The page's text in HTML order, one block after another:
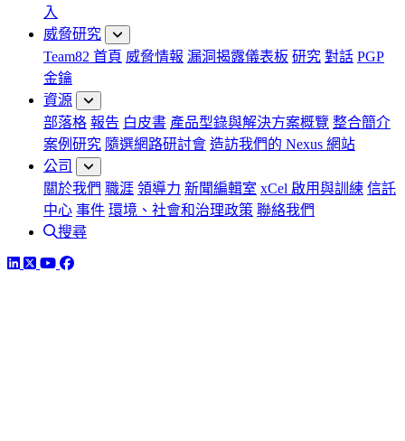
入
威脅研究
Team82 首頁 威脅情報 漏洞揭露儀表板 研究 對話 PGP
金鑰
資源
部落格 報告 白皮書 產品型錄與解決方案概覽 整合簡介
案例研究 隨選網路研討會 造訪我們的 Nexus 網站
公司
關於我們 職涯 領導力 新聞編輯室 xCel 啟用與訓練 信託
中心 事件 環境、社會和治理政策 聯絡我們
搜尋
LinkedIn
TwitterYouTube
Facebook